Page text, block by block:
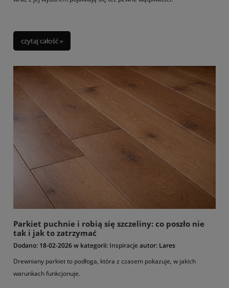
czytaj całość »
Parkiet puchnie i robią się szczeliny: co poszło nie
tak i jak to zatrzymać
Dodano: 18-02-2026w kategorii: Inspiracjeautor: Lares
Drewniany parkiet to podłoga, która z czasem pokazuje, w jakich
warunkach funkcjonuje.